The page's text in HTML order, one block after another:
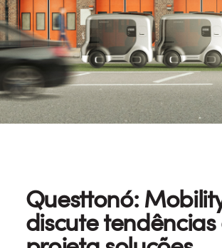
Questtonó:
discute tendências